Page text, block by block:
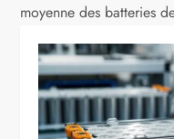
moyenne des batteries